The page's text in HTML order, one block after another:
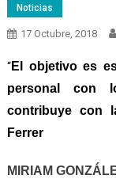
Noticias
17 Octubre, 2018
“El objetivo es
personal con
contribuye con
Ferrer
MIRIAM